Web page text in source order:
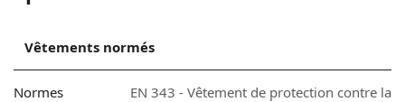
Vêtements normés
Normes
EN 343 - Vêtement de protection contre la